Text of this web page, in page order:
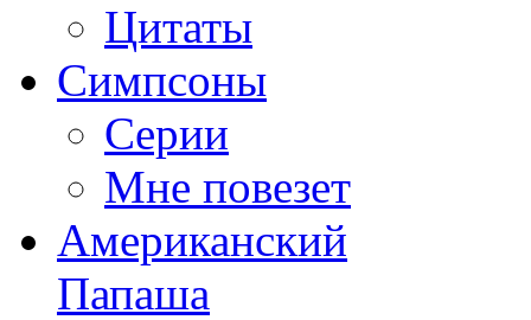
Цитаты
Симпсоны
Серии
Мне повезет
Американский
Папаша